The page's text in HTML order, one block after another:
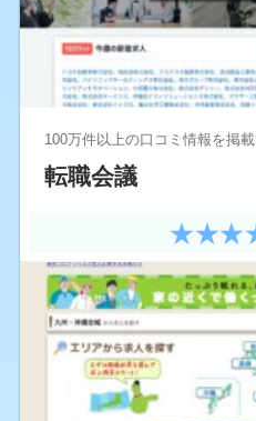
100万件以上の口コミ情報を掲載
転職会議